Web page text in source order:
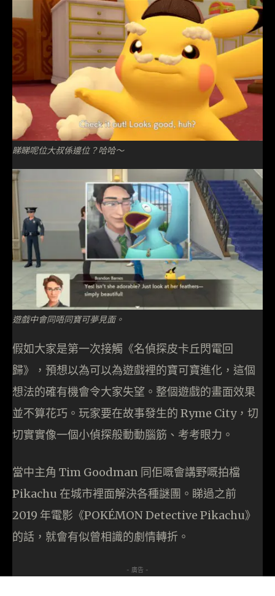
睇睇呢位大叔係邊位？哈哈～
遊戲中會同唔同寶可夢見面。
假如大家是第一次接觸《名偵探皮卡丘閃電回
歸》，預想以為可以為遊戲裡的寶可寶進化，這個
想法的確有機會令大家失望。整個遊戲的畫面效果
並不算花巧。玩家要在故事發生的 Ryme City，切
切實實像一個小偵探般動動腦筋、考考眼力。
當中主角 Tim Goodman 同佢嘅會講野嘅拍檔
Pikachu 在城市裡面解決各種謎團。睇過之前
2019 年電影《POKÉMON Detective Pikachu》
的話，就會有似曾相識的劇情轉折。
- 廣告 -